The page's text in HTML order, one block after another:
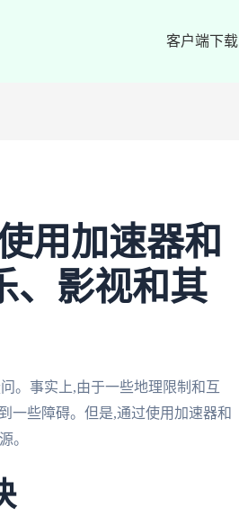
客户端下载
用加速器和
、影视和其
。事实上,由于一些地理限制和互
一些障碍。但是,通过使用加速器和
。